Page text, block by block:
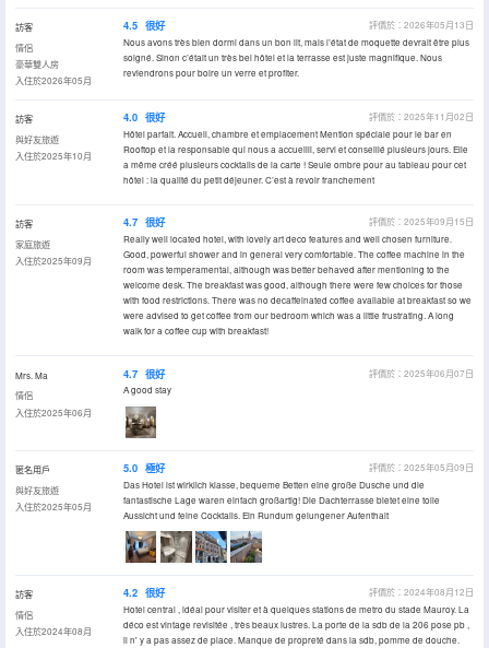
訪客
情侶
豪華雙人房
入住於2026年05月
4.5 很好
評價於：2026年05月13日
Nous avons très bien dormi dans un bon lit, mais l’état de moquette devrait être plus
soigné. Sinon c’était un très bel hôtel et la terrasse est juste magnifique. Nous
reviendrons pour boire un verre et profiter.
訪客
與好友旅遊
入住於2025年10月
4.0 很好
評價於：2025年11月02日
Hôtel parfait. Accueil, chambre et emplacement Mention spéciale pour le bar en
Rooftop et la responsable qui nous a accueilli, servi et conseillé plusieurs jours. Elle
a même créé plusieurs cocktails de la carte ! Seule ombre pour au tableau pour cet
hôtel : la qualité du petit déjeuner. C’est à revoir franchement
訪客
家庭旅遊
入住於2025年09月
4.7 很好
評價於：2025年09月15日
Really well located hotel, with lovely art deco features and well chosen furniture.
Good, powerful shower and in general very comfortable. The coffee machine in the
room was temperamental, although was better behaved after mentioning to the
welcome desk. The breakfast was good, although there were few choices for those
with food restrictions. There was no decaffeinated coffee available at breakfast so we
were advised to get coffee from our bedroom which was a little frustrating. A long
walk for a coffee cup with breakfast!
Mrs. Ma
情侶
入住於2025年06月
4.7 很好
評價於：2025年06月07日
A good stay
匿名用戶
與好友旅遊
入住於2025年05月
5.0 極好
評價於：2025年05月09日
Das Hotel ist wirklich klasse, bequeme Betten eine große Dusche und die
fantastische Lage waren einfach großartig! Die Dachterrasse bietet eine tolle
Aussicht und feine Cocktails. Ein Rundum gelungener Aufenthalt
訪客
情侶
入住於2024年08月
4.2 很好
評價於：2024年08月12日
Hotel central , idéal pour visiter et à quelques stations de metro du stade Mauroy. La
déco est vintage revisitée , très beaux lustres. La porte de la sdb de la 206 pose pb ,
il n' y a pas assez de place. Manque de propreté dans la sdb, pomme de douche.